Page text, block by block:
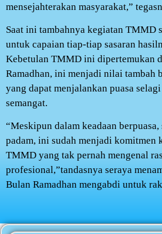
mensejahterakan masyarakat,”
Saat ini tambahnya kegiatan TMMD
untuk capaian tiap-tiap sasaran
Kebetulan TMMD ini dipertemukan
Ramadhan, ini menjadi nilai tambah
yang dapat menjalankan puasa
semangat.
“Meskipun dalam keadaan
padam, ini sudah menjadi komitmen
TMMD yang tak pernah mengenal
profesional,”tandasnya seraya
Bulan Ramadhan mengabdi untuk